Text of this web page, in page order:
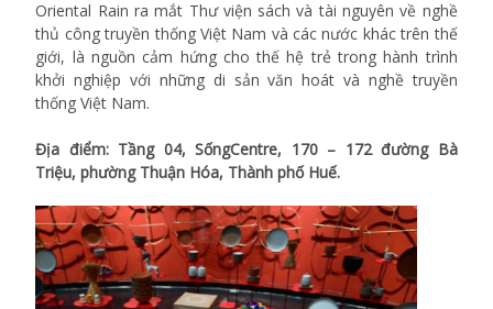
Oriental Rain ra mắt Thư viện sách và tài nguyên về nghề
thủ công truyền thống Việt Nam và các nước khác trên thế
giới, là nguồn cảm hứng cho thế hệ trẻ trong hành trình
khởi nghiệp với những di sản văn hoát và nghề truyền
thống Việt Nam.
Địa điểm: Tầng 04, SốngCentre, 170 – 172 đường Bà
Triệu, phường Thuận Hóa, Thành phố Huế.